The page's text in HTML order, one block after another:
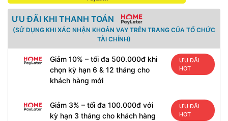
ƯU ĐÃI KHI THANH TOÁN
(SỬ DỤNG KHI XÁC NHẬN KHOẢN VAY TRÊN TRANG CỦA TỔ CHỨC
TÀI CHÍNH)
Giảm 10% – tối đa 500.000đ khi
chọn kỳ hạn 6 & 12 tháng cho
khách hàng mới
ƯU ĐÃI
HOT
Giảm 3% – tối đa 100.000đ với
kỳ hạn 3 tháng cho khách hàng
ƯU ĐÃI
HOT